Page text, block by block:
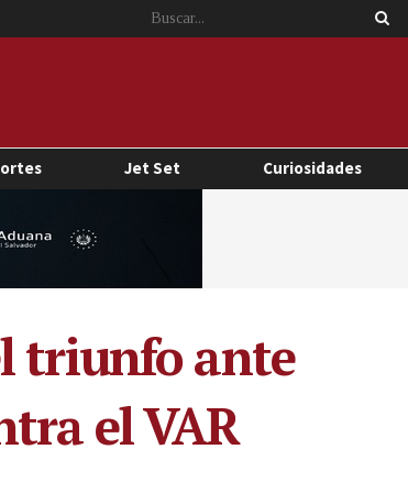
Jet Set Curiosidades
triunfo ante
el VAR